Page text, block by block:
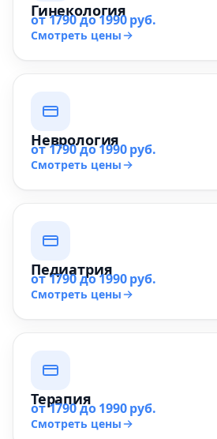
Гинекология
от 1790 до 1990 руб.
Смотреть цены
Неврология
от 1790 до 1990 руб.
Смотреть цены
Педиатрия
от 1790 до 1990 руб.
Смотреть цены
Терапия
от 1790 до 1990 руб.
Смотреть цены